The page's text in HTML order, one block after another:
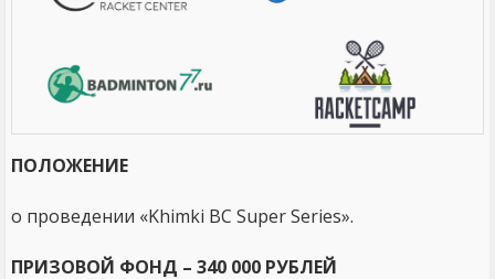
ПОЛОЖЕНИЕ
о проведении «Khimki BC Super Series».
ПРИЗОВОЙ ФОНД – 340 000 РУБЛЕЙ